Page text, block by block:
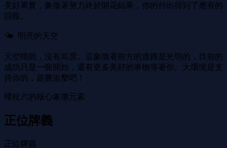
美好果實，象徵著努力終於開花結果，你的付出得到了應有的
回報。
🌤 ️ 明亮的天空
天空晴朗，沒有烏雲。這象徵著前方的道路是光明的，目前的
成功只是一個開始，還有更多美好的事物等著你。大環境是支
持你的，趁勝追擊吧！
權杖六的核心象徵元素
正位牌義
正位牌義